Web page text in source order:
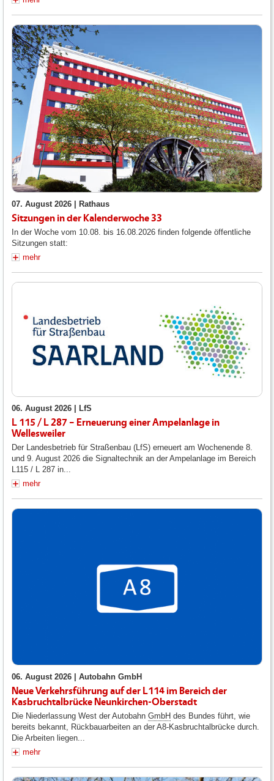
07. August 2026 | Rathaus
Sitzungen in der Kalenderwoche 33
In der Woche vom 10.08. bis 16.08.2026 finden folgende öffentliche
Sitzungen statt:
mehr
06. August 2026 | LfS
L 115 / L 287 – Erneuerung einer Ampelanlage in
Wellesweiler
Der Landesbetrieb für Straßenbau (LfS) erneuert am Wochenende 8.
und 9. August 2026 die Signaltechnik an der Ampelanlage im Bereich
L115 / L 287 in...
mehr
06. August 2026 | Autobahn GmbH
Neue Verkehrsführung auf der L114 im Bereich der
Kasbruchtalbrücke Neunkirchen-Oberstadt
Die Niederlassung West der Autobahn GmbH des Bundes führt, wie
bereits bekannt, Rückbauarbeiten an der A8-Kasbruchtalbrücke durch.
Die Arbeiten liegen...
mehr